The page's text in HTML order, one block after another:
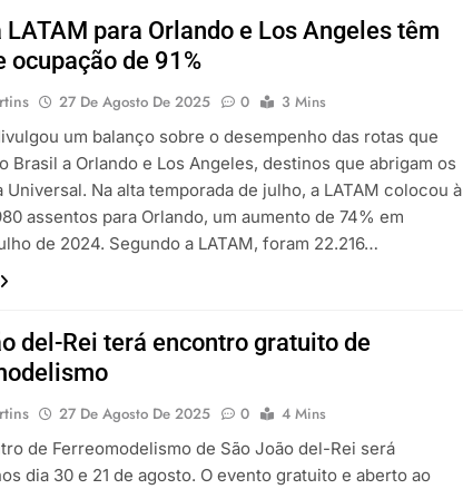
LATAM para Orlando e Los Angeles têm
ocupação de 91%
27 De Agosto De 2025 0
3 Mins
um balanço sobre o desempenho das rotas que
Brasil a Orlando e Los Angeles, destinos que abrigam os
Universal. Na alta temporada de julho, a LATAM colocou à
assentos para Orlando, um aumento de 74% em
de 2024. Segundo a LATAM, foram 22.216…
del-Rei terá encontro gratuito de
27 De Agosto De 2025 0
4 Mins
de Ferreomodelismo de São João del-Rei será
dia 30 e 21 de agosto. O evento gratuito e aberto ao